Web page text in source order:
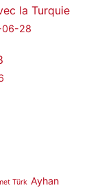
la Turquie
06-28
Türk Ayhan